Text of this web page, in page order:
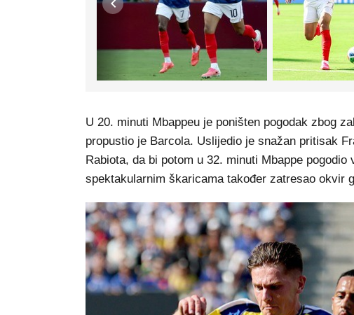
U 20. minuti Mbappeu je poništen pogodak zbog
propustio je Barcola. Uslijedio je snažan pritisak
Rabiota, da bi potom u 32. minuti Mbappe
spektakularnim škaricama također zatresao okvir